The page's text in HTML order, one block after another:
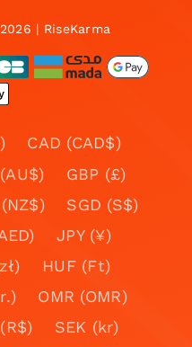
| RiseKarma
CAD (CAD$)
GBP (£)
SGD (S$)
JPY (¥)
HUF (Ft)
OMR (OMR)
SEK (kr)